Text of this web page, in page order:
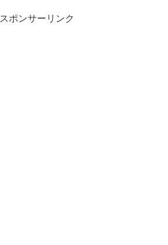
スポンサーリンク